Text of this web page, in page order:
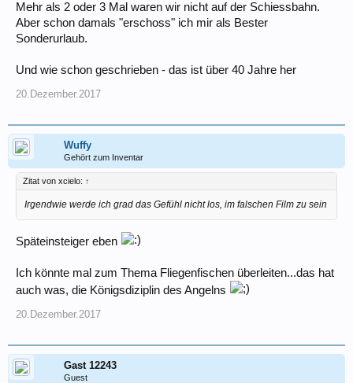
Mehr als 2 oder 3 Mal waren wir nicht auf der Schiessbahn.
Aber schon damals "erschoss" ich mir als Bester
Sonderurlaub.
Und wie schon geschrieben - das ist über 40 Jahre her
20.Dezember.2017
Wuffy
Gehört zum Inventar
Zitat von xcielo: ↑
Irgendwie werde ich grad das Gefühl nicht los, im falschen Film zu sein
Späteinsteiger eben
Ich könnte mal zum Thema Fliegenfischen überleiten...das hat
auch was, die Königsdiziplin des Angelns
20.Dezember.2017
Gast 12243
Guest